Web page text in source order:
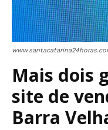
Mais dois
site de
Barra